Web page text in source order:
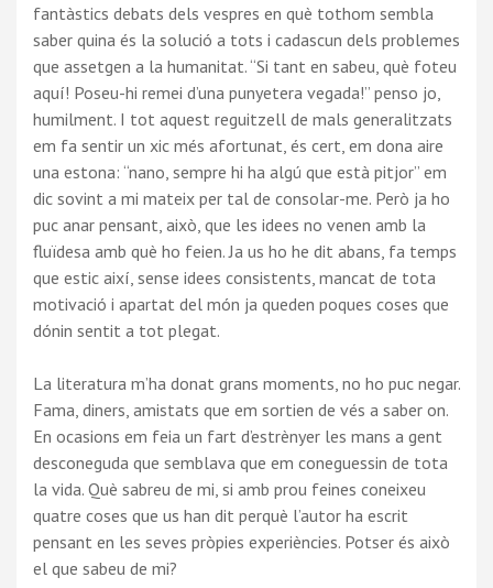
fantàstics debats dels vespres en què tothom sembla
saber quina és la solució a tots i cadascun dels problemes
que assetgen a la humanitat. “Si tant en sabeu, què foteu
aquí! Poseu-hi remei d’una punyetera vegada!” penso jo,
humilment. I tot aquest reguitzell de mals generalitzats
em fa sentir un xic més afortunat, és cert, em dona aire
una estona: “nano, sempre hi ha algú que està pitjor” em
dic sovint a mi mateix per tal de consolar-me. Però ja ho
puc anar pensant, això, que les idees no venen amb la
fluïdesa amb què ho feien. Ja us ho he dit abans, fa temps
que estic així, sense idees consistents, mancat de tota
motivació i apartat del món ja queden poques coses que
dónin sentit a tot plegat.
La literatura m’ha donat grans moments, no ho puc negar.
Fama, diners, amistats que em sortien de vés a saber on.
En ocasions em feia un fart d’estrènyer les mans a gent
desconeguda que semblava que em coneguessin de tota
la vida. Què sabreu de mi, si amb prou feines coneixeu
quatre coses que us han dit perquè l’autor ha escrit
pensant en les seves pròpies experiències. Potser és això
el que sabeu de mi?